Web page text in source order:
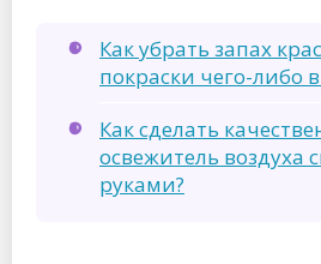
Как убрать запах
покраски чего-либо
Как сделать
освежитель воздуха
руками?